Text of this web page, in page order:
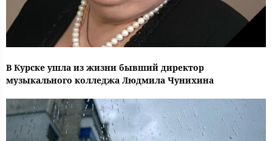
В Курске ушла из жизни бывший директор
музыкального колледжа Людмила Чунихина